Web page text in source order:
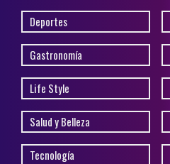
Deportes
Gastronomía
Life Style
Salud y Belleza
Tecnología